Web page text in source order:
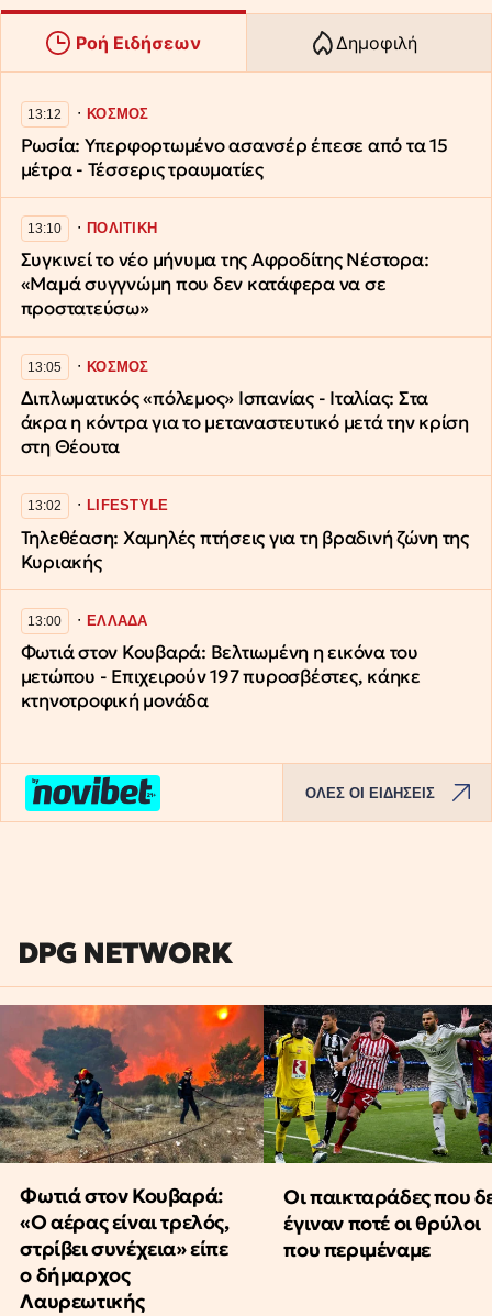
Ροή Ειδήσεων Δημοφιλή
13:12 ∙ΚΟΣΜΟΣ
Ρωσία: Υπερφορτωμένο ασανσέρ έπεσε από τα 15
μέτρα - Τέσσερις τραυματίες
13:10 ∙ΠΟΛΙΤΙΚΗ
Συγκινεί το νέο μήνυμα της Αφροδίτης Νέστορα:
«Μαμά συγγνώμη που δεν κατάφερα να σε
προστατεύσω»
13:05 ∙ΚΟΣΜΟΣ
Διπλωματικός «πόλεμος» Ισπανίας - Ιταλίας: Στα
άκρα η κόντρα για το μεταναστευτικό μετά την κρίση
στη Θέουτα
13:02 ∙LIFESTYLE
Τηλεθέαση: Χαμηλές πτήσεις για τη βραδινή ζώνη της
Κυριακής
13:00 ∙ΕΛΛΑΔΑ
Φωτιά στον Κουβαρά: Βελτιωμένη η εικόνα του
μετώπου - Επιχειρούν 197 πυροσβέστες, κάηκε
κτηνοτροφική μονάδα
ΟΛΕΣ ΟΙ ΕΙΔΗΣΕΙΣ
DPG NETWORK
Φωτιά στον Κουβαρά:
«Ο αέρας είναι τρελός,
στρίβει συνέχεια» είπε
ο δήμαρχος
Λαυρεωτικής
Οι παικταράδες που
έγιναν ποτέ οι θρύλοι
που περιμέναμε